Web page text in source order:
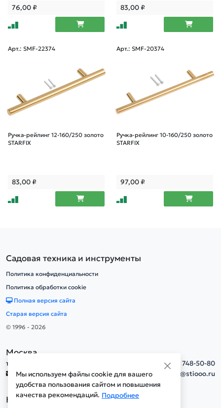
76,00₽ 83,00₽
Арт.: SMF-22374
Ручка-рейлинг 12-160/250 золото
STARFIX
83,00₽
Арт.: SMF-20374
Ручка-рейлинг 10-160/250 золото
STARFIX
97,00₽
Мы используем файлы cookie для вашего
удобства пользования сайтом и повышения
качества рекомендаций. Подробнее
Садовая техника и инструменты
Политика конфиденциальности
Политика обработки cookie
Полная версия сайта
Старая версия сайта
© 1996 - 2026
Москва
тел.
+7(495) 748-50-80
info@stiooo.ru
Новосибирск